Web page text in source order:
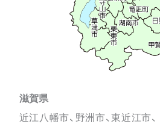
滋賀県
近江八幡市、野洲市、東近江市、